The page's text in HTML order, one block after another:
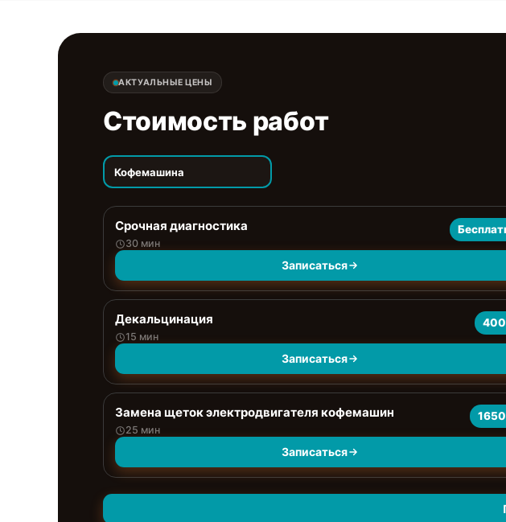
АКТУАЛЬНЫЕ ЦЕНЫ
Стоимость работ
Кофемашина
Срочная диагностика
30 мин
Записаться
Декальцинация
15 мин
Записаться
Замена щеток электродвигателя кофемашин
25 мин
Записаться